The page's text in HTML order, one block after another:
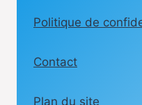
Politique de
Contact
Plan du site